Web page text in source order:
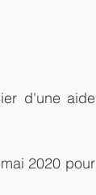
d'une aide
2020 pour